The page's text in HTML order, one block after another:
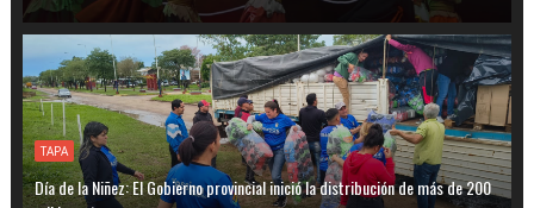
TAPA
Día de la Niñez: El Gobierno provincial inició la distribución de más de 200